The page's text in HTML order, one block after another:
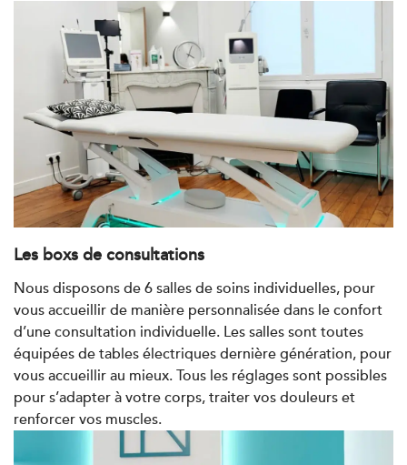
Les boxs de consultations
Nous disposons de 6 salles de soins individuelles, pour
vous accueillir de manière personnalisée dans le confort
d’une consultation individuelle. Les salles sont toutes
équipées de tables électriques dernière génération, pour
vous accueillir au mieux. Tous les réglages sont possibles
pour s’adapter à votre corps, traiter vos douleurs et
renforcer vos muscles.
8 Avenue de Camoens 75116 Paris
8 Avenue de Camoens 75116 Paris
01 42 15 22 46
PRENDRE RDV
PRENDRE RDV
IK Paris 6 – Cassette
1 Rue Cassette 75006 Paris
1 Rue Cassette 75006 Paris
01 42 84 06 95
PRENDRE RDV
PRENDRE RDV
Kinésithérapie
Kinésithérapie